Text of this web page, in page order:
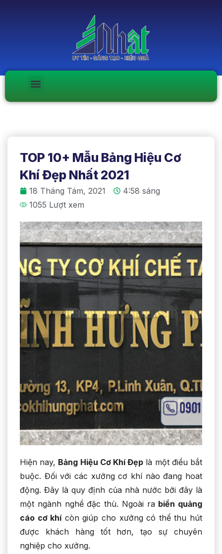
TOP 10+ Mẫu Bảng Hiệu Cơ
Khí Đẹp Nhất 2021
18 Tháng Tám, 2021
4:58 sáng
1055 Lượt xem
Hiện nay, Bảng Hiệu Cơ Khí Đẹp là một điều bắt
buộc. Đối với các xưởng cơ khí nào đang hoat
động. Đây là quy định của nhà nước bởi đây là
một ngành nghề đặc thù. Ngoài ra biển quảng
cáo cơ khícòn giúp cho xưởng có thể thu hút
được khách hàng tốt hơn, tạo sự chuyên
nghiệp cho xưởng.